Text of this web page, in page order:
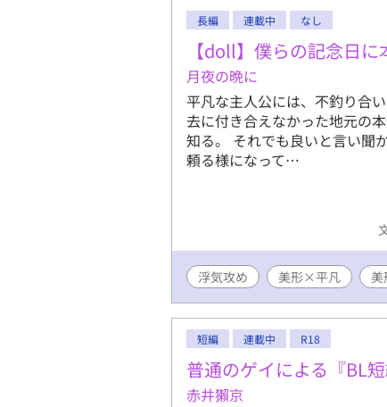
長編 連載中 なし
【doll】僕らの記念日
月夜の晩に
平凡な主人公には、不釣り合
去に付き合えなかった地元の
知る。 それでも良いと言い聞
頼る様になって…
浮気攻め 美形×平凡 美
短編 連載中 R18
普通のゲイによる『BL短
赤井獺京